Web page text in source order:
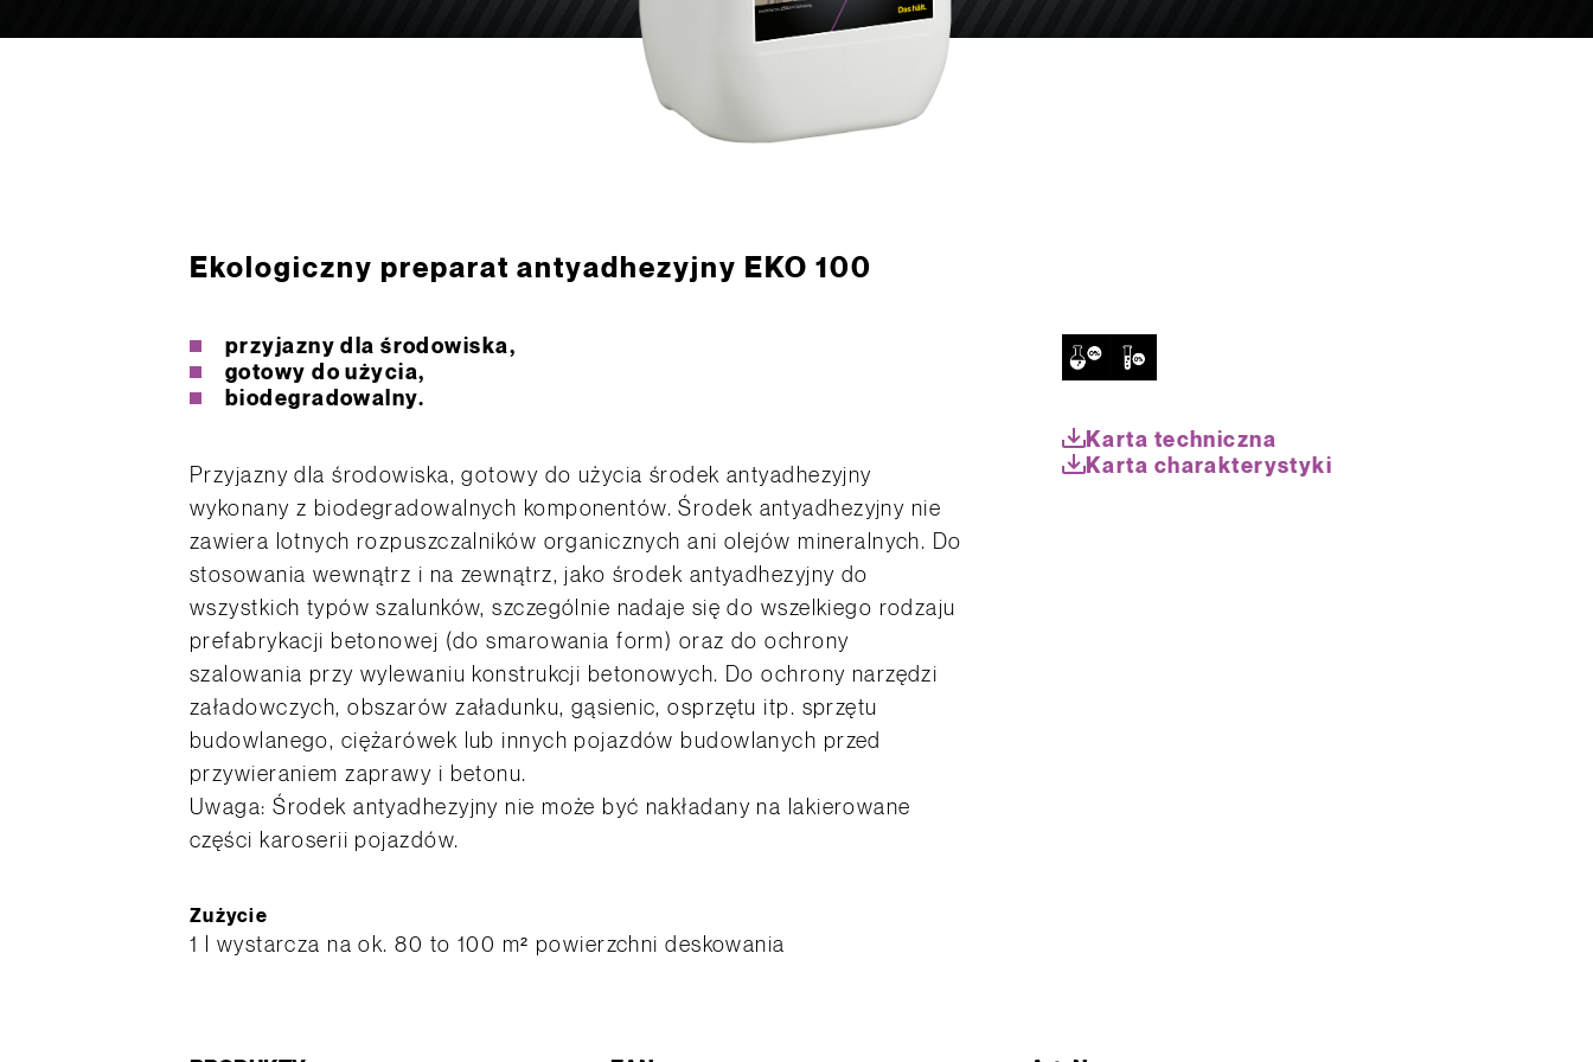
Ekologiczny preparat antyadhezyjny EKO 100
przyjazny dla środowiska,
gotowy do użycia,
biodegradowalny.
Przyjazny dla środowiska, gotowy do użycia środek antyadhezyjny
wykonany z biodegradowalnych komponentów. Środek antyadhezyjny nie
zawiera lotnych rozpuszczalników organicznych ani olejów mineralnych. Do
stosowania wewnątrz i na zewnątrz, jako środek antyadhezyjny do
wszystkich typów szalunków, szczególnie nadaje się do wszelkiego rodzaju
prefabrykacji betonowej (do smarowania form) oraz do ochrony
szalowania przy wylewaniu konstrukcji betonowych. Do ochrony narzędzi
załadowczych, obszarów załadunku, gąsienic, osprzętu itp. sprzętu
budowlanego, ciężarówek lub innych pojazdów budowlanych przed
przywieraniem zaprawy i betonu.
Uwaga: Środek antyadhezyjny nie może być nakładany na lakierowane
części karoserii pojazdów.
Zużycie
1 l wystarcza na ok. 80 to 100 m² powierzchni deskowania
Karta techniczna
Karta charakterystyki